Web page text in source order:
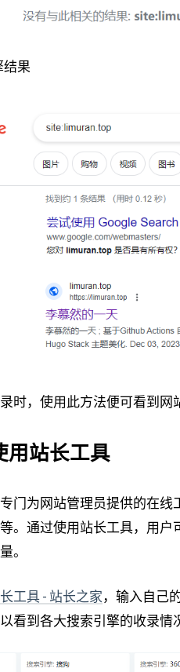
结果
时，使用此方法便可看到
用站长工具
门为网站管理员提供的在
。通过使用站长工具，用
。
工具 - 站长之家，输入自己
看到各大搜索引擎的收录情